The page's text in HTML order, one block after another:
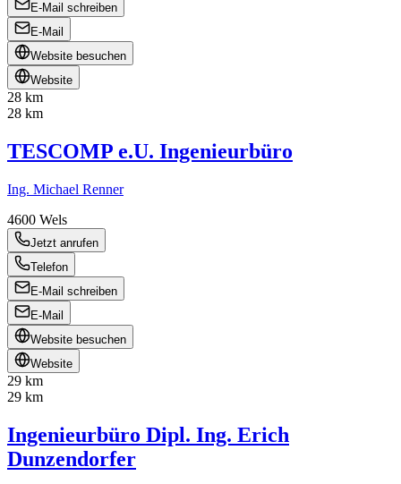
E-Mail schreiben
E-Mail
Website besuchen
Website
28 km
28 km
TESCOMP e.U. Ingenieurbüro
Ing. Michael Renner
4600 Wels
Jetzt anrufen
Telefon
E-Mail schreiben
E-Mail
Website besuchen
Website
29 km
29 km
Ingenieurbüro Dipl. Ing. Erich
Dunzendorfer